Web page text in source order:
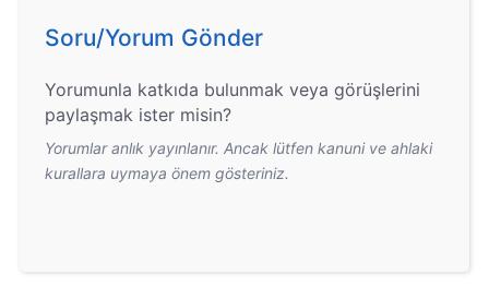
Soru/Yorum Gönder
Yorumunla katkıda bulunmak veya görüşlerini
paylaşmak ister misin?
Yorumlar anlık yayınlanır. Ancak lütfen kanuni ve ahlaki
kurallara uymaya önem gösteriniz.